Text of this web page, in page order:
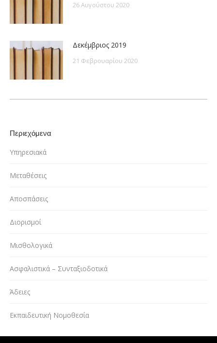
26 Αυγούστου 2020
Δεκέμβριος 2019
21 Φεβρουαρίου 2020
Περιεχόμενα
Υπηρεσιακά
Μεταθέσεις
Αποσπάσεις
Διορισμοί
Μισθολογικά
Ασφαλιστικά – Συνταξιοδοτικά
Άδειες
Εκπαιδευτική Νομοθεσία